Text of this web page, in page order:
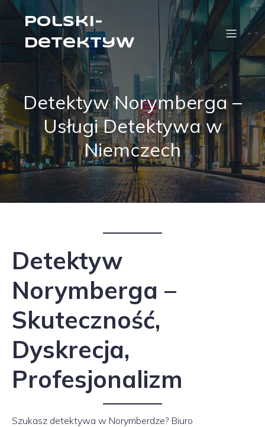
Polski-
Detektyw
Detektyw Norymberga –
Usługi Detektywa w
Niemczech
Detektyw
Norymberga –
Skuteczność,
Dyskrecja,
Profesjonalizm
Szukasz detektywa w Norymberdze? Biuro